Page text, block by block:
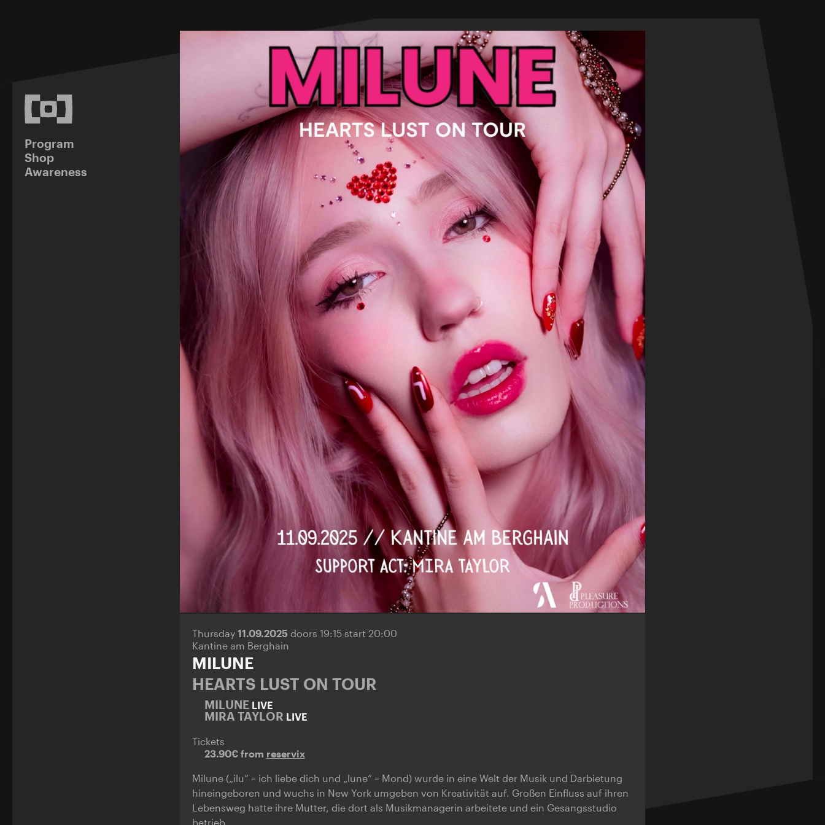
Program
Shop
Awareness
Thursday 11.09.2025 doors 19:15 start 20:00
Kantine am Berghain
MILUNE
HEARTS LUST ON TOUR
MILUNE LIVE
MIRA TAYLOR LIVE
Tickets
23.90€ from reservix
Milune („ilu“ = ich liebe dich und „lune“ = Mond) wurde in eine Welt der Musik und Darbietung
hineingeboren und wuchs in New York umgeben von Kreativität auf. Großen Einfluss auf ihren
Lebensweg hatte ihre Mutter, die dort als Musikmanagerin arbeitete und ein Gesangsstudio
betrieb.